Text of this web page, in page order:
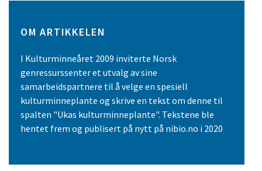
OM ARTIKKELEN
I Kulturminneåret 2009 inviterte Norsk
genressurssenter et utvalg av sine
samarbeidspartnere til å velge en spesiell
kulturminneplante og skrive en tekst om denne til
spalten "Ukas kulturminneplante". Tekstene ble
hentet frem og publisert på nytt på nibio.no i 2020